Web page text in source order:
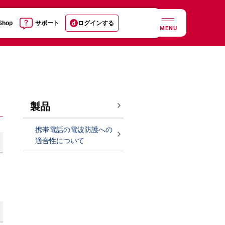
サポート ログインする
MENU
製品
携帯電話の電波防護への
適合性について